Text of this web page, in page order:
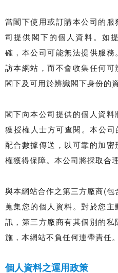
當閣下使用或訂購本公司的
司提供閣下的個人資料。如
確，本公司可能無法提供服
訪本網站，而不會收集任何
閣下及可用於辨識閣下身份的資
閣下向本公司提供的個人資
獲授權人士方可查閱。本公
配合數據傳送，以可靠的加
權獲得保障。本公司將採取合
與本網站合作之第三方廠商(
蒐集您的個人資料。對於您
訊，第三方廠商有其個別的
施，本網站不負任何連帶責任。
個人資料之運用政策